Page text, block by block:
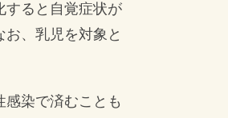
すると自覚症状が
、乳児を対象と
染で済むことも